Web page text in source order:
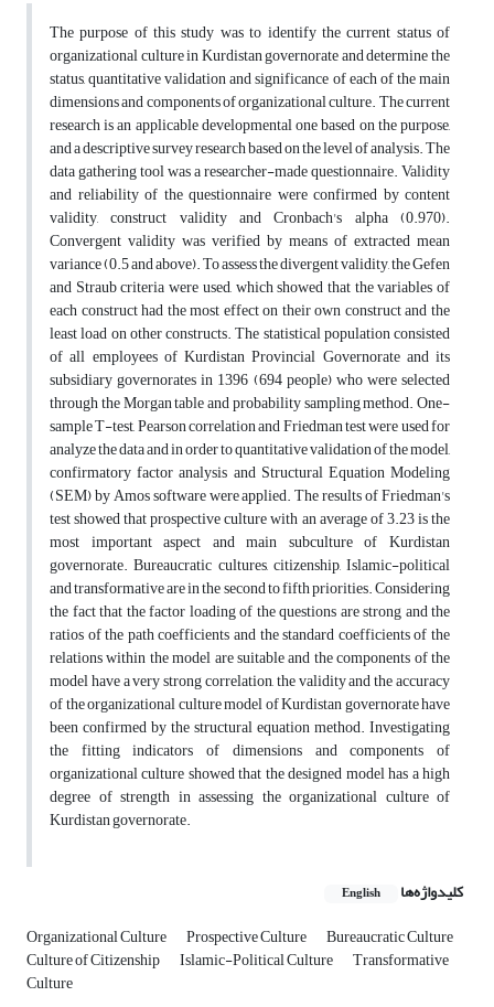
The purpose of this study was to identify the current status of
organizational culture in Kurdistan governorate and determine the
status, quantitative validation and significance of each of the main
dimensions and components of organizational culture. The current
research is an applicable developmental one based on the purpose,
and a descriptive survey research based on the level of analysis. The
data gathering tool was a researcher-made questionnaire. Validity
and reliability of the questionnaire were confirmed by content
validity, construct validity and Cronbach's alpha (0.970).
Convergent validity was verified by means of extracted mean
variance (0.5 and above). To assess the divergent validity, the Gefen
and Straub criteria were used, which showed that the variables of
each construct had the most effect on their own construct and the
least load on other constructs. The statistical population consisted
of all employees of Kurdistan Provincial Governorate and its
subsidiary governorates in 1396 (694 people) who were selected
through the Morgan table and probability sampling method. One-
sample T-test, Pearson correlation and Friedman test were used for
analyze the data and in order to quantitative validation of the model,
confirmatory factor analysis and Structural Equation Modeling
(SEM) by Amos software were applied. The results of Friedman's
test showed that prospective culture with an average of 3.23 is the
most important aspect and main subculture of Kurdistan
governorate. Bureaucratic cultures, citizenship, Islamic-political
and transformative are in the second to fifth priorities. Considering
the fact that the factor loading of the questions are strong and the
ratios of the path coefficients and the standard coefficients of the
relations within the model are suitable and the components of the
model have a very strong correlation, the validity and the accuracy
of the organizational culture model of Kurdistan governorate have
been confirmed by the structural equation method. Investigating
the fitting indicators of dimensions and components of
organizational culture showed that the designed model has a high
degree of strength in assessing the organizational culture of
Kurdistan governorate.
کلیدواژه‌ها English
Organizational Culture Prospective Culture Bureaucratic Culture
Culture of Citizenship Islamic-Political Culture Transformative
Culture